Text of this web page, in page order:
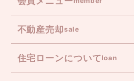
不動産売却sale
住宅ローンについてloan